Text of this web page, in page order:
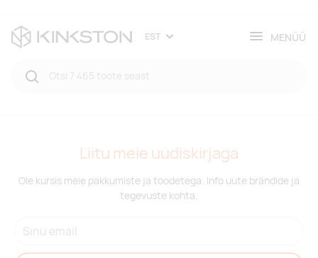
EST MENÜÜ
Liitu meie uudiskirjaga
Ole kursis meie pakkumiste ja toodetega. Info uute brändide ja
tegevuste kohta.